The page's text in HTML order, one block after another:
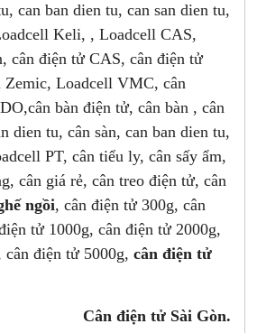
can ban dien tu, can san dien tu,
Keli, , Loadcell CAS,
cân điện tử CAS, cân điện tử
Loadcell VMC, cân
bàn điện tử, cân bàn , cân
dien tu, cân sàn, can ban dien tu,
PT, cân tiểu ly, cân sấy ẩm,
cân giá rẻ, cân treo điện tử, cân
ngồi, cân điện tử 300g, cân
tử 1000g, cân điện tử 2000g,
cân điện tử 5000g,cân điện tử
Cân điện tử Sài Gòn.